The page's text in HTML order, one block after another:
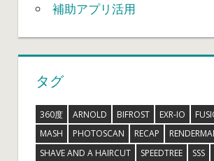
補助アプリ活用
タグ
360度 ARNOLD BIFROST EXR-IO
MASH
PHOTOSCAN RECAP
SHAVE AND A HAIRCUT
SPEEDTREE SSS